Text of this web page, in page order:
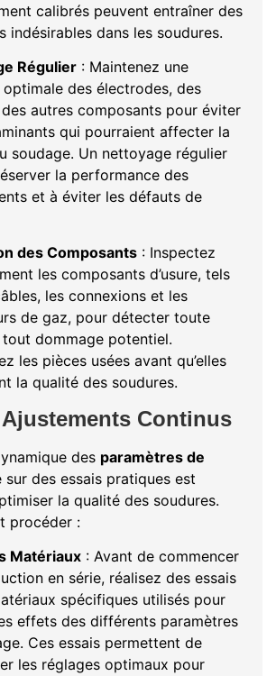
calibrés peuvent entraîner des
indésirables dans les soudures.
Régulier : Maintenez une
des électrodes, des
autres composants pour éviter
qui pourraient affecter la
soudage. Un nettoyage régulier
la performance des
et à éviter les défauts de
des Composants : Inspectez
les composants d’usure, tels
les connexions et les
de gaz, pour détecter toute
tout dommage potentiel.
les pièces usées avant qu’elles
la qualité des soudures.
Continus
des paramètres de
sur des essais pratiques est
la qualité des soudures.
procéder :
Matériaux : Avant de commencer
en série, réalisez des essais
spécifiques utilisés pour
effets des différents paramètres
Ces essais permettent de
les réglages optimaux pour